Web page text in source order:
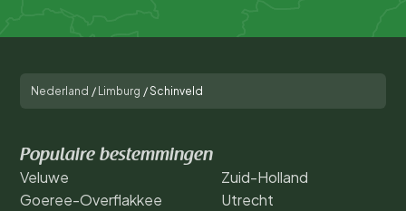
Nederland / Limburg /Schinveld
Populaire bestemmingen
Veluwe
Goeree-Overflakkee
Zuid-Holland
Utrecht